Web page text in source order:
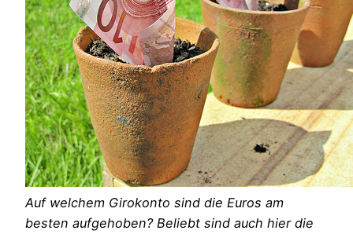
Auf welchem Girokonto sind die Euros am
besten aufgehoben? Beliebt sind auch hier die